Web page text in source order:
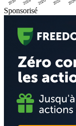
2016 2018 2020 2022 2024
Sponsorisé